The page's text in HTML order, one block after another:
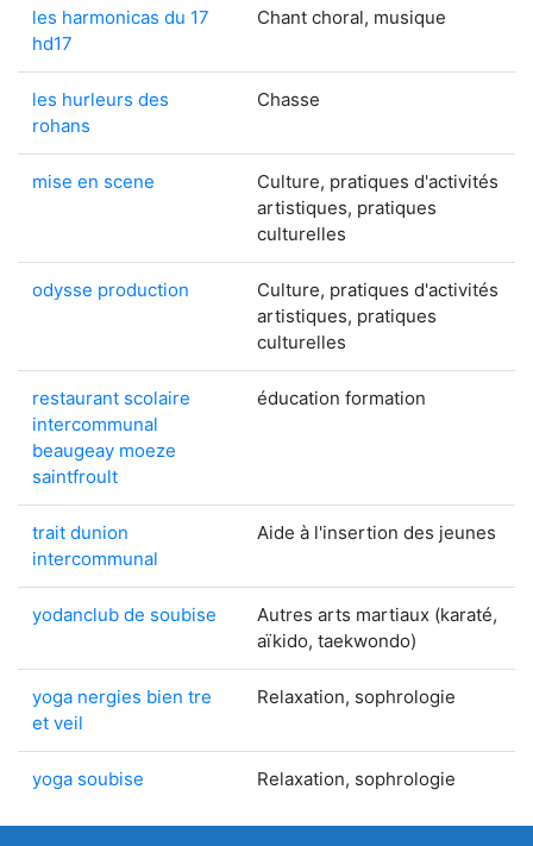
les harmonicas du 17
hd17
Chant choral, musique
les hurleurs des
rohans
Chasse
mise en scene
Culture, pratiques d'activités
artistiques, pratiques
culturelles
odysse production
Culture, pratiques d'activités
artistiques, pratiques
culturelles
restaurant scolaire
intercommunal
beaugeay moeze
saintfroult
éducation formation
trait dunion
intercommunal
Aide à l'insertion des jeunes
yodanclub de soubise
Autres arts martiaux (karaté,
aïkido, taekwondo)
yoga nergies bien tre
et veil
Relaxation, sophrologie
yoga soubise Relaxation, sophrologie